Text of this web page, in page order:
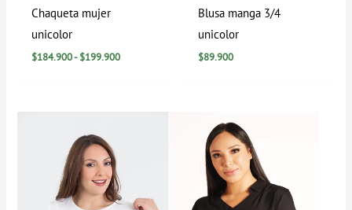
Chaqueta mujer
unicolor
$184.900- $199.900
Blusa manga 3/4
unicolor
$89.900